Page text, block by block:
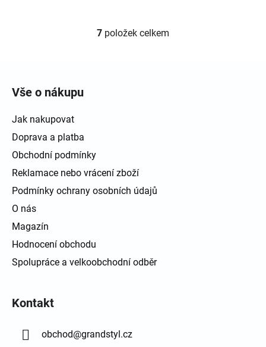
Ovládací prvky výpisu
7 položek celkem
Vše o nákupu
Jak nakupovat
Doprava a platba
Obchodní podmínky
Reklamace nebo vrácení zboží
Podmínky ochrany osobních údajů
O nás
Magazín
Hodnocení obchodu
Spolupráce a velkoobchodní odběr
Kontakt
obchod@grandstyl.cz